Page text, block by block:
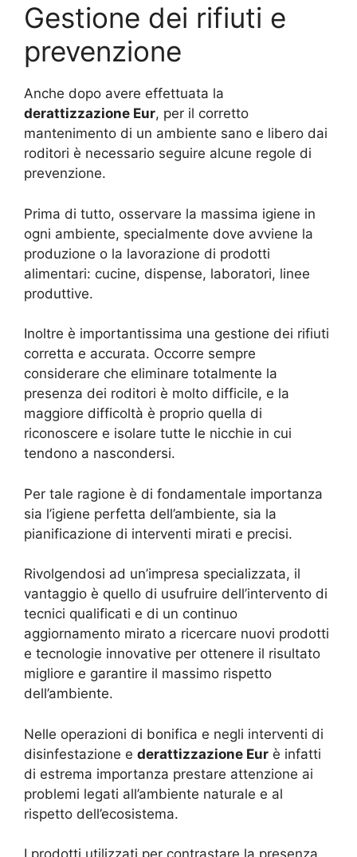
Gestione dei rifiuti e
prevenzione
Anche dopo avere effettuata la
derattizzazione Eur, per il corretto
mantenimento di un ambiente sano e libero dai
roditori è necessario seguire alcune regole di
prevenzione.
Prima di tutto, osservare la massima igiene in
ogni ambiente, specialmente dove avviene la
produzione o la lavorazione di prodotti
alimentari: cucine, dispense, laboratori, linee
produttive.
Inoltre è importantissima una gestione dei rifiuti
corretta e accurata. Occorre sempre
considerare che eliminare totalmente la
presenza dei roditori è molto difficile, e la
maggiore difficoltà è proprio quella di
riconoscere e isolare tutte le nicchie in cui
tendono a nascondersi.
Per tale ragione è di fondamentale importanza
sia l’igiene perfetta dell’ambiente, sia la
pianificazione di interventi mirati e precisi.
Rivolgendosi ad un’impresa specializzata, il
vantaggio è quello di usufruire dell’intervento di
tecnici qualificati e di un continuo
aggiornamento mirato a ricercare nuovi prodotti
e tecnologie innovative per ottenere il risultato
migliore e garantire il massimo rispetto
dell’ambiente.
Nelle operazioni di bonifica e negli interventi di
disinfestazione e derattizzazione Eur è infatti
di estrema importanza prestare attenzione ai
problemi legati all’ambiente naturale e al
rispetto dell’ecosistema.